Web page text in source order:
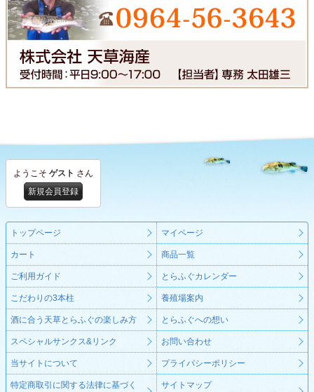
ようこそ ゲスト さん
新規会員登録
トップページ マイページ
カート 商品一覧
ご利用ガイド とらふぐカレンダー
こだわりの3本柱 養殖場案内
酒に合う天草とらふぐの楽しみ方 とらふぐへの想い
スペシャルサンクス&リンク お問い合わせ
当サイトについて プライバシーポリシー
特定商取引に関する法律に基づく サイトマップ